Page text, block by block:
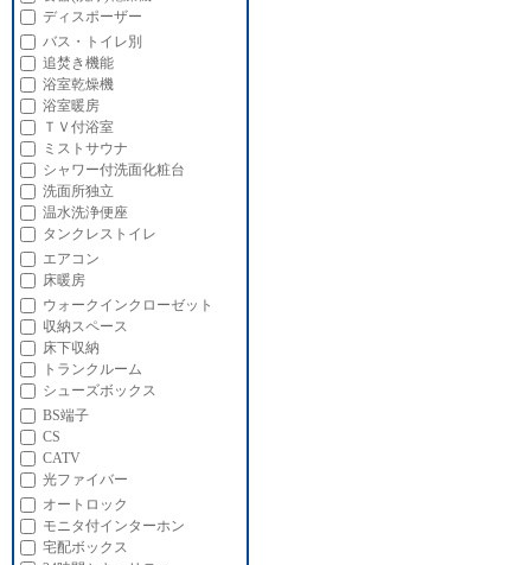
ディスポーザー
バス・トイレ別
追焚き機能
浴室乾燥機
浴室暖房
ＴＶ付浴室
ミストサウナ
シャワー付洗面化粧台
洗面所独立
温水洗浄便座
タンクレストイレ
エアコン
床暖房
ウォークインクローゼット
収納スペース
床下収納
トランクルーム
シューズボックス
BS端子
CS
CATV
光ファイバー
オートロック
モニタ付インターホン
宅配ボックス